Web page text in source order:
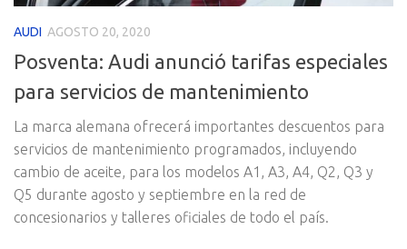
AUDI AGOSTO 20, 2020
Posventa: Audi anunció tarifas especiales
para servicios de mantenimiento
La marca alemana ofrecerá importantes descuentos para
servicios de mantenimiento programados, incluyendo
cambio de aceite, para los modelos A1, A3, A4, Q2, Q3 y
Q5 durante agosto y septiembre en la red de
concesionarios y talleres oficiales de todo el país.